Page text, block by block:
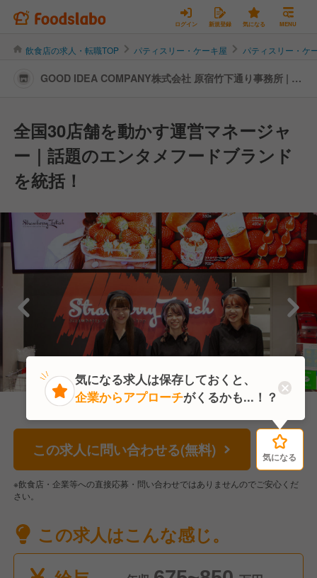
ログイン 新規登録 気になる MENU
飲食店の求人・転職TOP パティスリー・ケーキ屋 パティスリー・ケ
GOOD IDEA COMPANY株式会社 原宿竹下通り事務所 | 営
全国30店舗を動かす運営マネージャ
ー｜話題のエンタメフードブランド
を統括！
この求人に問い合わせる(無料) 気になる
※飲食店・企業等への直接応募・問い合わせではありませんのでご安心くだ
さい。
この求人はこんな感じ。
気になる
気になる求人は保存しておくと、
企業からアプローチがくるかも...！？